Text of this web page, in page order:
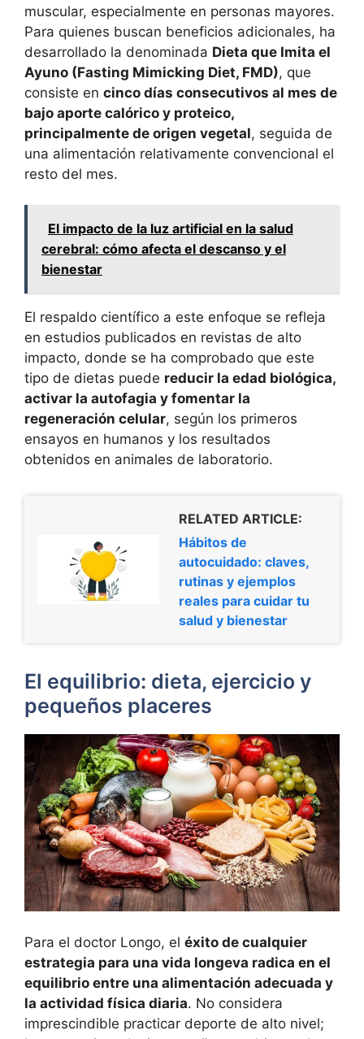
muscular, especialmente en personas mayores.
Para quienes buscan beneficios adicionales, ha
desarrollado la denominada Dieta que Imita el
Ayuno (Fasting Mimicking Diet, FMD), que
consiste en cinco días consecutivos al mes de
bajo aporte calórico y proteico,
principalmente de origen vegetal, seguida de
una alimentación relativamente convencional el
resto del mes.
El impacto de la luz artificial en la salud
cerebral: cómo afecta el descanso y el
bienestar
El respaldo científico a este enfoque se refleja
en estudios publicados en revistas de alto
impacto, donde se ha comprobado que este
tipo de dietas puede reducir la edad biológica,
activar la autofagia y fomentar la
regeneración celular, según los primeros
ensayos en humanos y los resultados
obtenidos en animales de laboratorio.
RELATED ARTICLE:
Hábitos de
autocuidado: claves,
rutinas y ejemplos
reales para cuidar tu
salud y bienestar
El equilibrio: dieta, ejercicio y
pequeños placeres
Para el doctor Longo, el éxito de cualquier
estrategia para una vida longeva radica en el
equilibrio entre una alimentación adecuada y
la actividad física diaria. No considera
imprescindible practicar deporte de alto nivel;